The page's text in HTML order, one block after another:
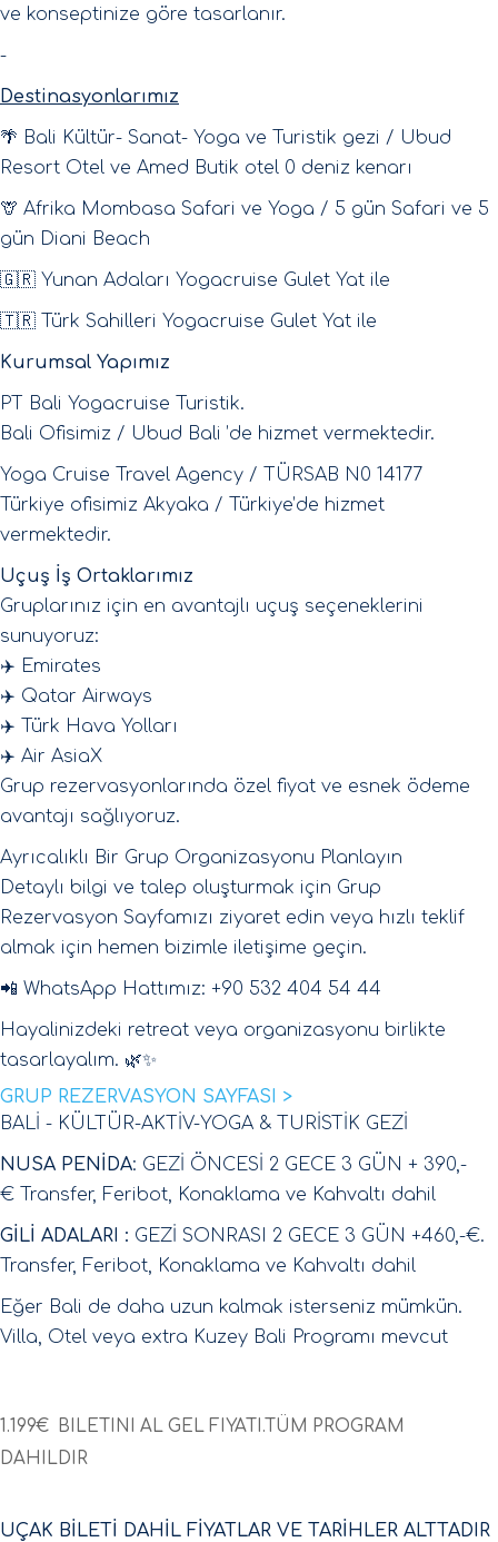
ve konseptinize göre tasarlanır.
-
Destinasyonlarımız
🌴 Bali Kültür- Sanat- Yoga ve Turistik gezi / Ubud
Resort Otel ve Amed Butik otel 0 deniz kenarı
🦒 Afrika Mombasa Safari ve Yoga / 5 gün Safari ve 5
gün Diani Beach
🇬🇷 Yunan Adaları Yogacruise Gulet Yat ile
🇹🇷 Türk Sahilleri Yogacruise Gulet Yat ile
Kurumsal Yapımız
PT Bali Yogacruise Turistik.
Bali Ofisimiz / Ubud Bali ’de hizmet vermektedir.
Yoga Cruise Travel Agency / TÜRSAB N0 14177
Türkiye ofisimiz Akyaka / Türkiye’de hizmet
vermektedir.
Uçuş İş Ortaklarımız
Gruplarınız için en avantajlı uçuş seçeneklerini
sunuyoruz:
✈️ Emirates
✈️ Qatar Airways
✈️ Türk Hava Yolları
✈️ Air AsiaX
Grup rezervasyonlarında özel fiyat ve esnek ödeme
avantajı sağlıyoruz.
Ayrıcalıklı Bir Grup Organizasyonu Planlayın
Detaylı bilgi ve talep oluşturmak için Grup
Rezervasyon Sayfamızı ziyaret edin veya hızlı teklif
almak için hemen bizimle iletişime geçin.
📲 WhatsApp Hattımız: +90 532 404 54 44
Hayalinizdeki retreat veya organizasyonu birlikte
tasarlayalım. 🌿✨
GRUP REZERVASYON SAYFASI >
BALİ - KÜLTÜR-AKTİV-YOGA & TURİSTİK GEZİ
NUSA PENİDA: GEZİ ÖNCESİ 2 GECE 3 GÜN + 390,-
€ Transfer, Feribot, Konaklama ve Kahvaltı dahil
GİLİ ADALARI : GEZİ SONRASI 2 GECE 3 GÜN +460,-€.
Transfer, Feribot, Konaklama ve Kahvaltı dahil
Eğer Bali de daha uzun kalmak isterseniz mümkün.
Villa, Otel veya extra Kuzey Bali Programı mevcut
1.199€ BILETINI AL GEL FIYATI.TÜM PROGRAM
DAHILDIR
UÇAK BİLETİ DAHİL FİYATLAR VE TARİHLER ALTTADIR